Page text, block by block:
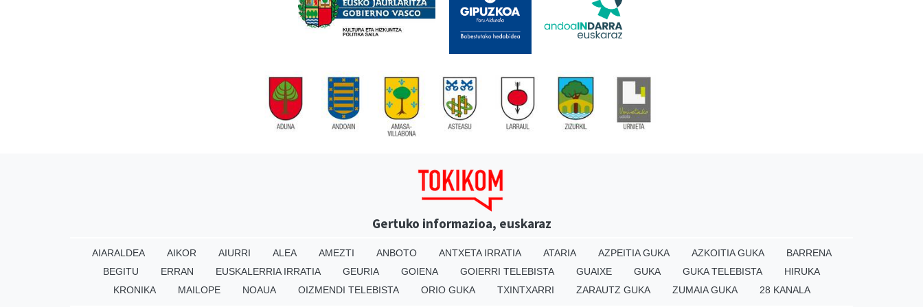
Gertuko informazioa, euskaraz
AIARALDEA AIKOR AIURRI ALEA AMEZTI ANBOTO ANTXETA IRRATIA ATARIA AZPEITIA GUKA AZKOITIA GUKA
BARRENA
BEGITU
ERRAN EUSKALERRIA IRRATIA GEURIA GOIENA GOIERRI TELEBISTA GUAIXE GUKA GUKA TELEBISTA
HIRUKA
KRONIKA
MAILOPE NOAUA OIZMENDI TELEBISTA ORIO GUKA TXINTXARRI ZARAUTZ GUKA ZUMAIA GUKA 28 KANALA